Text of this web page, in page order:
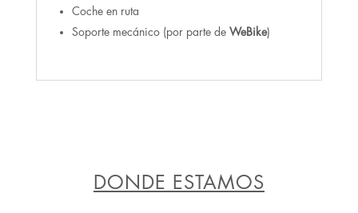
Coche en ruta
Soporte mecánico (por parte deWeBike)
DONDE ESTAMOS